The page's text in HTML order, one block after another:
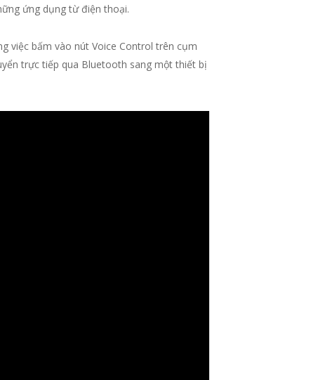
ứng dụng từ điện thoại.
việc bấm vào nút Voice Control trên cụm
trực tiếp qua Bluetooth sang một thiết bị